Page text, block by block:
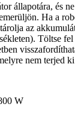
állapotára, és
Ha a
az
Töltse
nem terjed
W